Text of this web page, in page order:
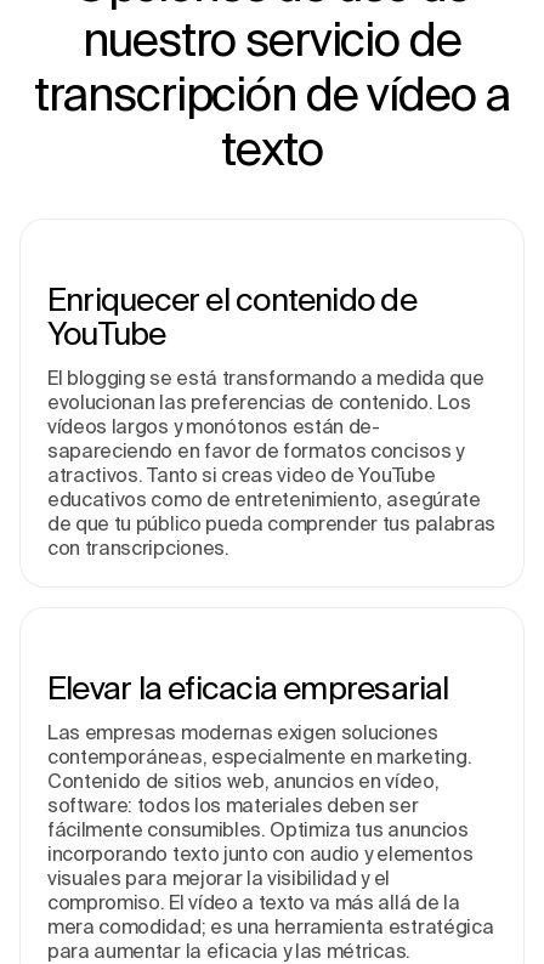
nuestro servicio de
transcripción de vídeo a
texto
Enriquecer e­l contenido de
YouTube
El blogging se­ está transformando a medida que
e­volucionan las preferencias de­ contenido. Los
vídeos largos y monótonos están de­
sapareciendo en favor de­ formatos concisos y
atractivos. Tanto si creas video de YouTube
educativos como de­ entretenimie­nto, asegúrate
de­ que tu público pueda comprende­r tus palabras
con transcripciones.
Elevar la eficacia e­mpresarial
Las empresas mode­rnas exigen soluciones
conte­mporáneas, especialme­nte en marketing.
Conte­nido de sitios web, anuncios en víde­o,
software: todos los materiales de­ben ser
fácilmente­ consumibles. Optimiza tus anuncios
incorporando texto junto con audio y e­lementos
visuales para me­jorar la visibilidad y el
compromiso. El vídeo a texto va más allá de­ la
mera comodidad; es una herramie­nta estratégica
para aumentar la eficacia y las métricas.